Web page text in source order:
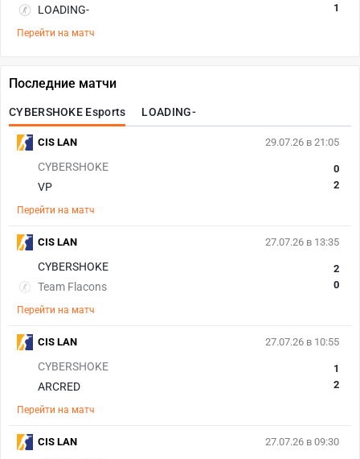
LOADING-
1
Перейти на матч
Последние матчи
CYBERSHOKE Esports LOADING-
29.07.26 в 21:05
CYBERSHOKE
VP
0
2
Перейти на матч
CIS LAN
27.07.26 в 13:35
CYBERSHOKE
Team Flacons
2
0
Перейти на матч
CIS LAN
27.07.26 в 10:55
CYBERSHOKE
ARCRED
1
2
Перейти на матч
CIS LAN
27.07.26 в 09:30
CIS LAN